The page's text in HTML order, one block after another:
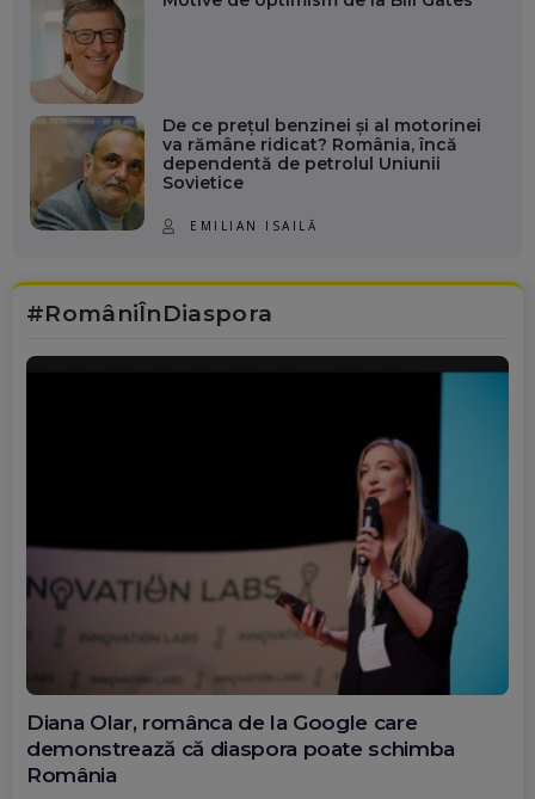
De ce prețul benzinei și al motorinei
va rămâne ridicat? România, încă
dependentă de petrolul Uniunii
Sovietice
EMILIAN ISAILĂ
#RomâniÎnDiaspora
Diana Olar, românca de la Google care
demonstrează că diaspora poate schimba
România